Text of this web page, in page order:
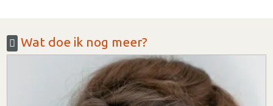
Wat doe ik nog meer?